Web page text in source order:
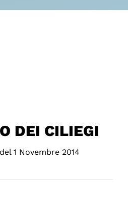
DEI CILIEGI
1 Novembre 2014